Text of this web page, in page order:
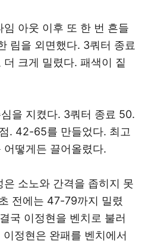
임 아웃 이후 또 한 번 흔들
림을 외면했다. 3쿼터 종료
크게 밀렸다. 패색이 짙
을 지켰다. 3쿼터 종료 50.
. 42-65를 만들었다. 최고
떻게든 끌어올렸다.
은 소노와 간격을 좁히지 못
전에는 47-79까지 밀렸
국 이정현을 벤치로 불러
이정현은 완패를 벤치에서